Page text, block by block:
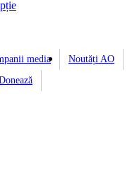
media
Noutăți AO